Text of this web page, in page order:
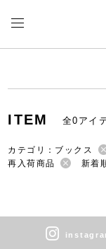
ITEM 全0アイ
カテゴリ：ブックス
再入荷商品
新着